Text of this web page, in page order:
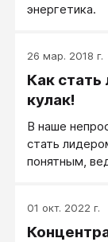
энергетика.
26 мар. 2018 г.
Как
кулак!
В наше
стать
понятным,
01 окт. 2022 г.